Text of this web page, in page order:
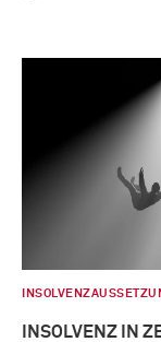
INSOLVENZ IN